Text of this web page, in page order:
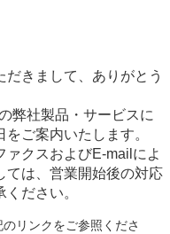
きまして、ありがとう
弊社製品・サービスに
ご案内いたします。
クスおよびE-mailによ
ては、営業開始後の対応
ださい。
リンクをご参照くださ